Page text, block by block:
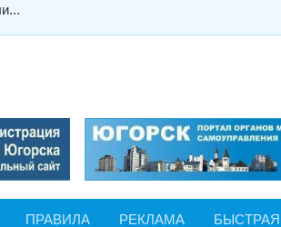
ПРАВИЛА РЕКЛАМА